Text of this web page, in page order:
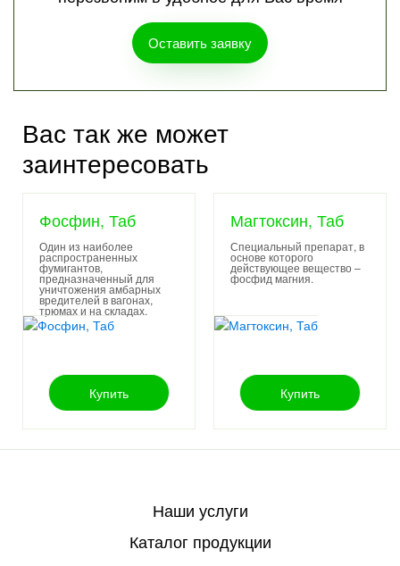
Оставить заявку
Вас так же может
заинтересовать
Фосфин, Таб
Один из наиболее
распространенных
фумигантов,
предназначенный для
уничтожения амбарных
вредителей в вагонах,
трюмах и на складах.
Купить
Магтоксин, Таб
Специальный препарат, в
основе которого
действующее вещество –
фосфид магния.
Купить
Наши услуги
Каталог продукции